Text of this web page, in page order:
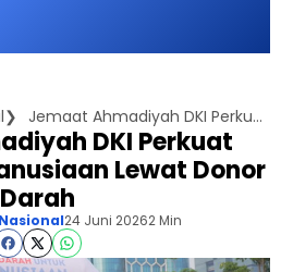
Jemaat Ahmadiyah DKI Perkuat Komitmen Kemanusiaan Lewat Donor Darah
DKI Perkuat
Lewat Donor
Darah
Nasional24 Juni 20262 Min